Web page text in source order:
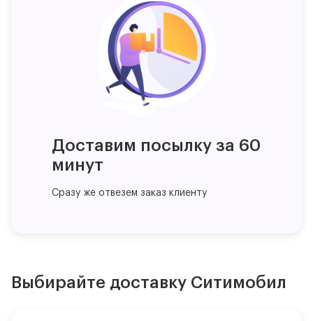
Доставим посылку за 60
минут
Сразу же отвезем заказ клиенту
Выбирайте доставку Ситимобил